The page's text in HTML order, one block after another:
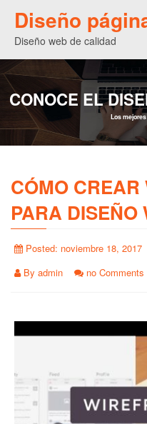
Diseño
Diseño web de calidad
CONOCE EL
Los
CÓMO
PARA DISEÑO
Posted: noviembre 18, 2017
By admin no Comments